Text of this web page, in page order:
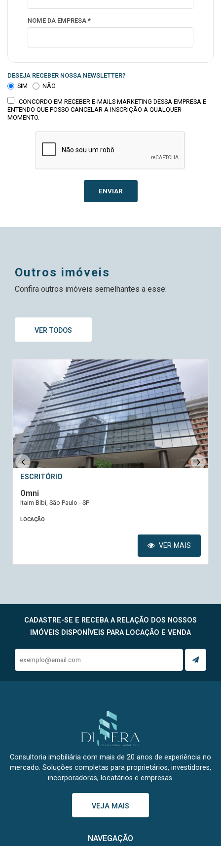
NOME DA EMPRESA *
DESEJA RECEBER NOSSA NEWSLETTER?
SIM
NÃO
CONCORDO EM RECEBER E-MAILS MARKETING DESSA EMPRESA E
ENTENDO QUE POSSO CANCELAR A INSCRIÇÃO A QUALQUER
MOMENTO.
ENVIAR
outros imóveis
Confira outros imóveis semelhantes a esse:
VER TODOS
ESCRITÓRIO
Omni
Itaim Bibi, São Paulo - SP
LOCAÇÃO
VER MAIS
CADASTRE-SE E RECEBA A RELAÇÃO DOS NOSSOS
IMÓVEIS DISPONÍVEIS PARA LOCAÇÃO E VENDA
Consultoria imobiliária com mais de 20 anos de experiência no
mercado. Soluções completas para proprietários, investidores,
incorporadoras, locatários e empresas.
VEJA MAIS
NAVEGAÇÃO